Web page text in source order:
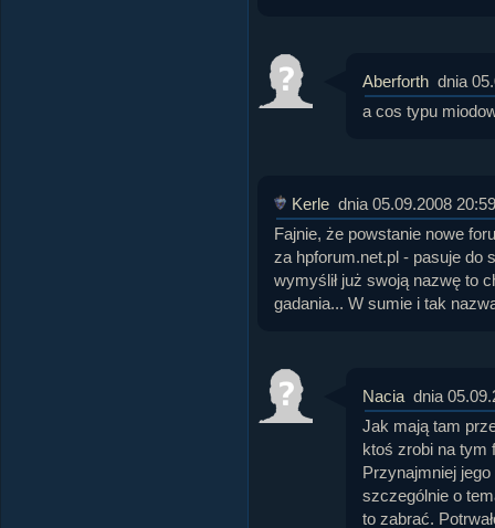
Aberforth dnia
a cos typu
Kerle dnia 05.09.2008 20:59
Fajnie, że powstanie nowe
za hpforum.net.pl - pasuje do
wymyślił już swoją nazwę to
gadania... W sumie i tak
Nacia dnia
Jak mają tam
ktoś zrobi na tym
Przynajmniej
szczególnie o
to zabrać.